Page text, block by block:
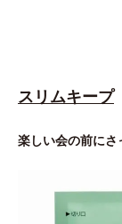
スリムキープ
楽しい会の前にさ